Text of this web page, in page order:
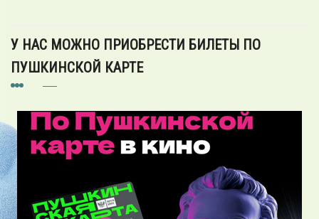
У НАС МОЖНО ПРИОБРЕСТИ БИЛЕТЫ ПО
ПУШКИНСКОЙ КАРТЕ